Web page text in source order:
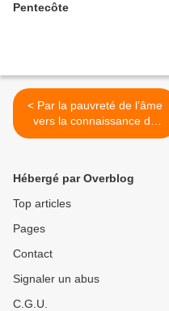
Pentecôte
< Par la pauvreté de l’âme
vers la connaissance de
l’amour de Dieu
Hébergé par Overblog
Top articles
Pages
Contact
Signaler un abus
C.G.U.